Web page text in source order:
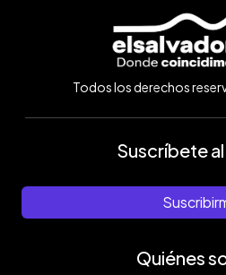
Todos los derechos
Suscríbete
Quiénes